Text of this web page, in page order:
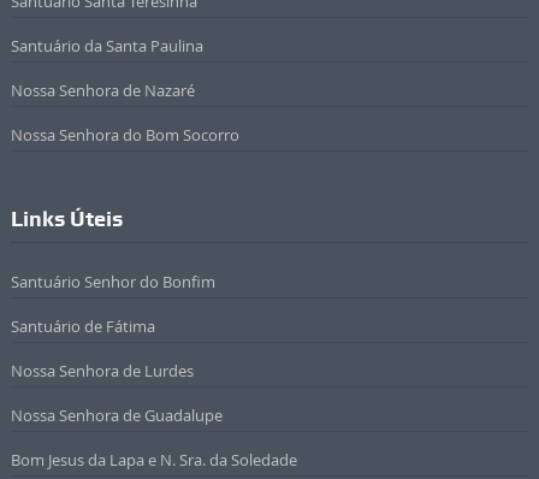
Santuário da Santa Paulina
Nossa Senhora de Nazaré
Nossa Senhora do Bom Socorro
Links Úteis
Santuário Senhor do Bonfim
Santuário de Fátima
Nossa Senhora de Lurdes
Nossa Senhora de Guadalupe
Bom Jesus da Lapa e N. Sra. da Soledade